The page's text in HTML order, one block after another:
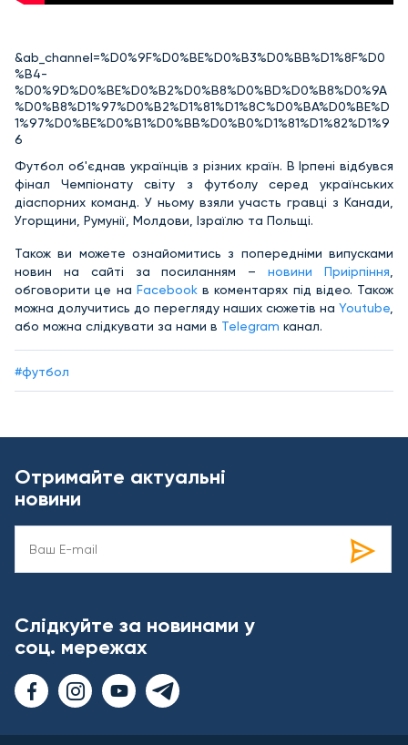
&ab_channel=%D0%9F%D0%BE%D0%B3%D0%BB%D1%8F%D0
%B4-
%D0%9D%D0%BE%D0%B2%D0%B8%D0%BD%D0%B8%D0%9A
%D0%B8%D1%97%D0%B2%D1%81%D1%8C%D0%BA%D0%BE%D
1%97%D0%BE%D0%B1%D0%BB%D0%B0%D1%81%D1%82%D1%9
6
Футбол об'єднав українців з різних країн. В Ірпені відбувся
фінал Чемпіонату світу з футболу серед українських
діаспорних команд. У ньому взяли участь гравці з Канади,
Угорщини, Румунії, Молдови, Ізраїлю та Польщі.
Також ви можете ознайомитись з попередніми випусками
новин на сайті за посиланням –новини Приірпіння
обговорити це на Facebookв коментарях під відео. Також
можна долучитись до перегляду наших сюжетів на Youtube
або можна слідкувати за нами в Telegram канал.
#футбол
Отримайте актуальні
новини
Слідкуйте за новинами у
соц. мережах